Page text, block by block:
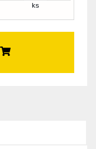
ks